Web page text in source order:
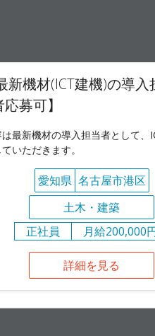
新機材(ICT建機)の導
募可】
最新機材の導入担当者として、
いただきます。
愛知県 名古屋市港区
土木・建築
正社員
月給200,000
詳細を見る